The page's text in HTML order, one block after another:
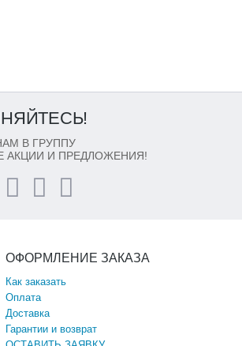
В ГРУППУ
АКЦИИ И ПРЕДЛОЖЕНИЯ!
ОФОРМЛЕНИЕ ЗАКАЗА
Как заказать
Оплата
Доставка
Гарантии и возврат